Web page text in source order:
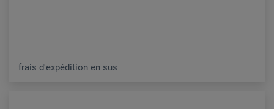
frais d'expédition en sus